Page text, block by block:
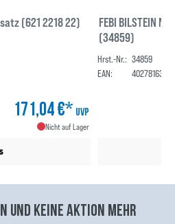
(621 2218 22)
171,04 €* UVP
Nicht auf Lager
FEBI BILSTEIN
(34859)
Hrst.-Nr.: 34859
EAN:
und keine aktion mehr